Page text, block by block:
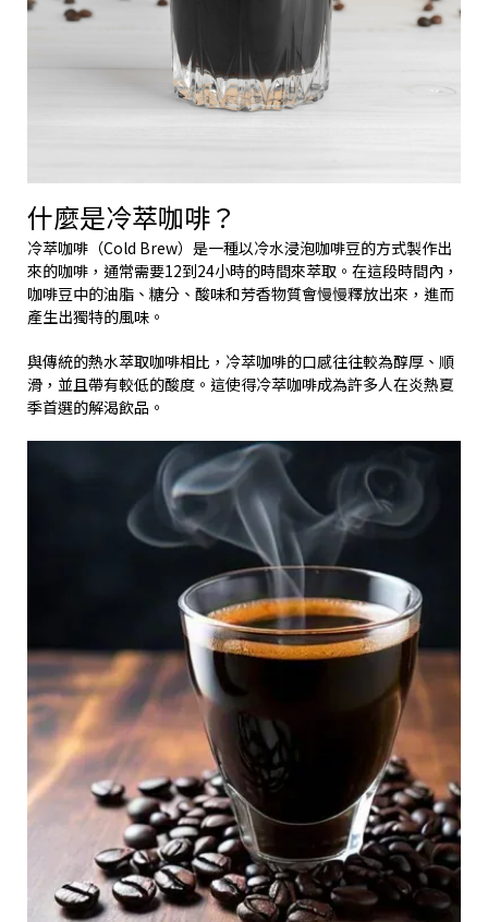
什麼是冷萃咖啡？
冷萃咖啡（Cold Brew）是一種以冷水浸泡咖啡豆的方式製作出
來的咖啡，通常需要12到24小時的時間來萃取。在這段時間內，
咖啡豆中的油脂、糖分、酸味和芳香物質會慢慢釋放出來，進而
產生出獨特的風味。
與傳統的熱水萃取咖啡相比，冷萃咖啡的口感往往較為醇厚、順
滑，並且帶有較低的酸度。這使得冷萃咖啡成為許多人在炎熱夏
季首選的解渴飲品。